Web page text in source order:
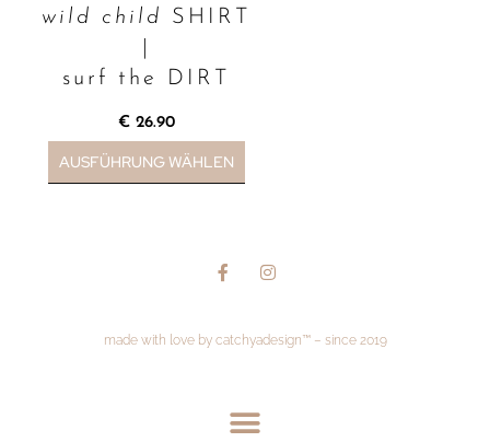
wild child
SHIRT
surf the DIRT
€ 26.90
AUSFÜHRUNG WÄHLEN
made with love by catchyadesign™ – since 2019